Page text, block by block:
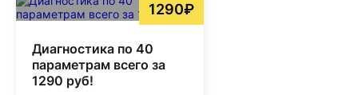
1290₽
Диагностика по 40
параметрам всего за
1290 руб!